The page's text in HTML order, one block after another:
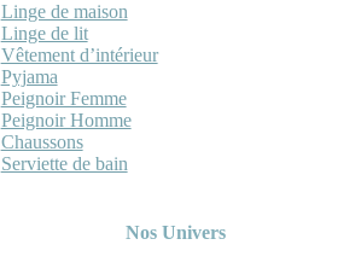
Linge de maison
Linge de lit
Vêtement d’intérieur
Pyjama
Peignoir Femme
Peignoir Homme
Chaussons
Serviette de bain
Nos Univers